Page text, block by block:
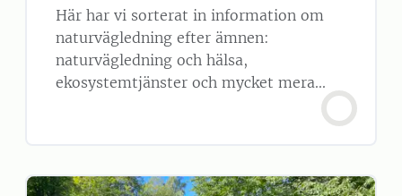
Här har vi sorterat in information om
naturvägledning efter ämnen:
naturvägledning och hälsa,
ekosystemtjänster och mycket mera...